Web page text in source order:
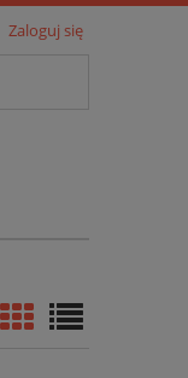
Zaloguj się